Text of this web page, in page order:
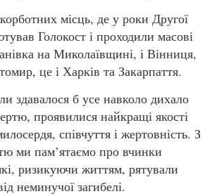
місць, де у роки Другої
Голокост і проходили масові
на Миколаївщині, і Вінниця,
це і Харків та Закарпаття.
здавалося б усе навколо дихало
проявилися найкращі якості
співчуття і жертовність. З
ми пам’ятаємо про вчинки
ризикуючи життям, рятували
неминучої загибелі.